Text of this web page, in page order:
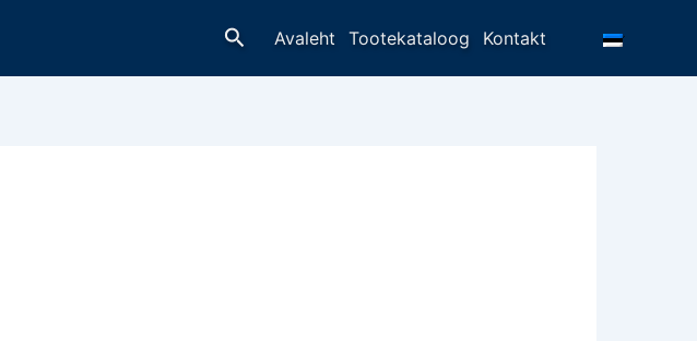
OtsingAvaleht Tootekataloog Kontakt